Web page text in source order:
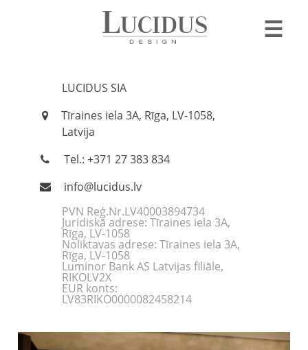
☰
LUCIDUS SIA
Tīraines iela 3A, Rīga, LV-1058,
Latvija
Tel.: +371 27 383 834
info@lucidus.lv
PVN Reģ.Nr.LV40003894734
Juridiskā adrese: Tīraines iela 3A,
Rīga, LV-1058
Noliktavas adrese: Tīraines iela 3A,
Rīga, LV-1058
Luminor Bank AS Latvijas filiāle,
RIKOLV2X
EUR konts:
LV83RIKO0000082458214